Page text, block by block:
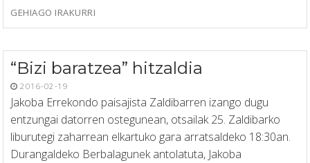
GEHIAGO IRAKURRI
“Bizi baratzea” hitzaldia
2016-02-19
Jakoba Errekondo paisajista Zaldibarren izango dugu
entzungai datorren ostegunean, otsailak 25. Zaldibarko
liburutegi zaharrean elkartuko gara arratsaldeko 18:30an.
Durangaldeko Berbalagunek antolatuta, Jakoba